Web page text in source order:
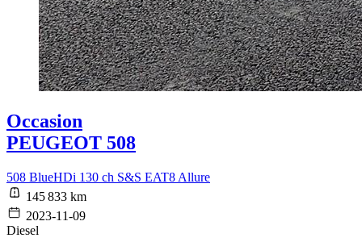
Occasion
PEUGEOT 508
508 BlueHDi 130 ch S&S EAT8 Allure
145 833 km
2023-11-09
Diesel